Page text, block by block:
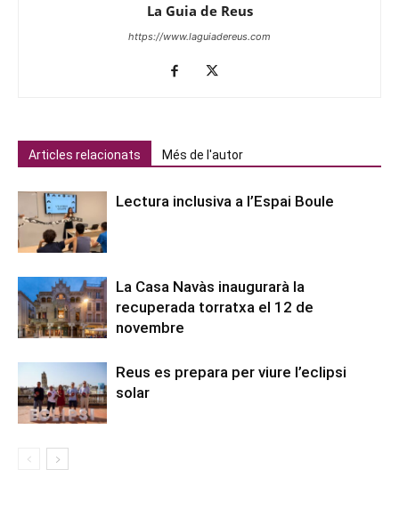
La Guia de Reus
https://www.laguiadereus.com
Articles relacionats Més de l'autor
Lectura inclusiva a l’Espai Boule
La Casa Navàs inaugurarà la
recuperada torratxa el 12 de
novembre
Reus es prepara per viure l’eclipsi
solar